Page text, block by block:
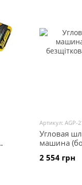
Артикул: AGP-
Угловая
машина
2 554 грн